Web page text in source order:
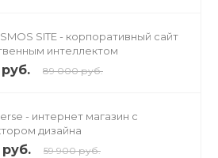
SITE - корпоративный сайт
интеллектом
89 000 руб.
- интернет магазин с
дизайна
59 900 руб.